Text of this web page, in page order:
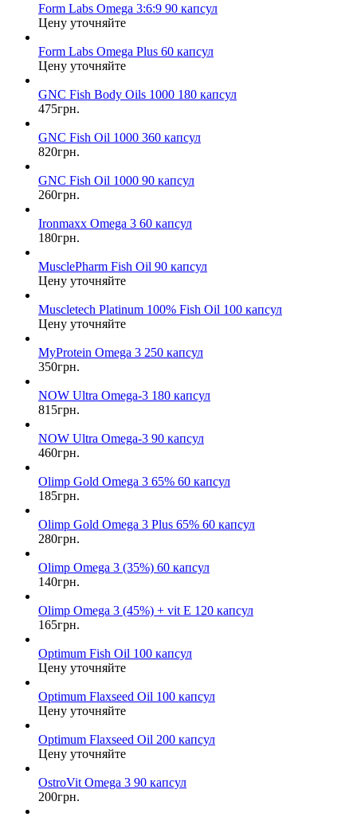
Form Labs Omega 3:6:9 90 капсул
Цену уточняйте
Form Labs Omega Plus 60 капсул
Цену уточняйте
GNC Fish Body Oils 1000 180 капсул
475грн.
GNC Fish Oil 1000 360 капсул
820грн.
GNC Fish Oil 1000 90 капсул
260грн.
Ironmaxx Omega 3 60 капсул
180грн.
MusclePharm Fish Oil 90 капсул
Цену уточняйте
Muscletech Platinum 100% Fish Oil 100 капсул
Цену уточняйте
MyProtein Omega 3 250 капсул
350грн.
NOW Ultra Omega-3 180 капсул
815грн.
NOW Ultra Omega-3 90 капсул
460грн.
Olimp Gold Omega 3 65% 60 капсул
185грн.
Olimp Gold Omega 3 Plus 65% 60 капсул
280грн.
Olimp Omega 3 (35%) 60 капсул
140грн.
Olimp Omega 3 (45%) + vit E 120 капсул
165грн.
Optimum Fish Oil 100 капсул
Цену уточняйте
Optimum Flaxseed Oil 100 капсул
Цену уточняйте
Optimum Flaxseed Oil 200 капсул
Цену уточняйте
OstroVit Omega 3 90 капсул
200грн.